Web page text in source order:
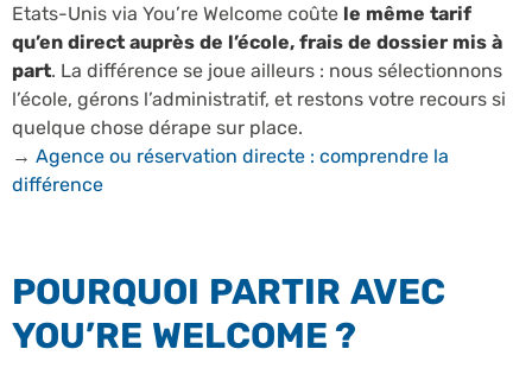
Etats-Unis via You’re Welcome coûte le même tarif
qu’en direct auprès de l’école, frais de dossier mis à
part. La différence se joue ailleurs : nous sélectionnons
l’école, gérons l’administratif, et restons votre recours si
quelque chose dérape sur place.
→ Agence ou réservation directe : comprendre la
différence
POURQUOI PARTIR AVEC
YOU’RE WELCOME ?